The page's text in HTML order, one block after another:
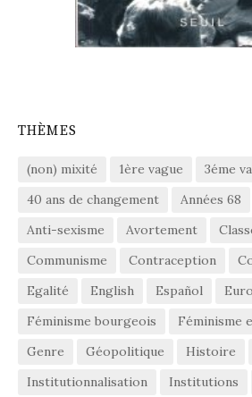
THÈMES
(non) mixité 1ère vague
3éme
40 ans de changement
Années 68
Anti-sexisme
Avortement
Communisme
Contraception
Egalité
English Español
Féminisme bourgeois
Féminisme
Genre
Géopolitique Histoire
Institutionnalisation
Institutions